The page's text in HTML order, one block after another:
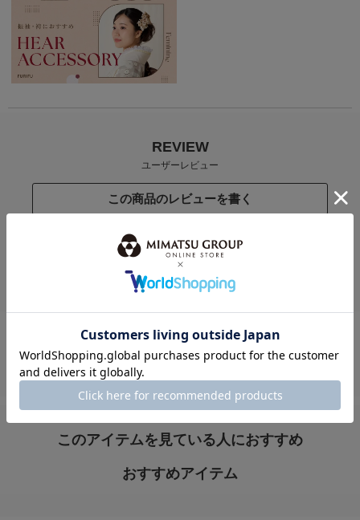
REVIEW
ユーザーレビュー
この商品のレビューを書く
この商品に寄せられたカスタマーレビューはまだありません。
が必要です。
このアイテムを見ている人におすすめ
おすすめアイテム